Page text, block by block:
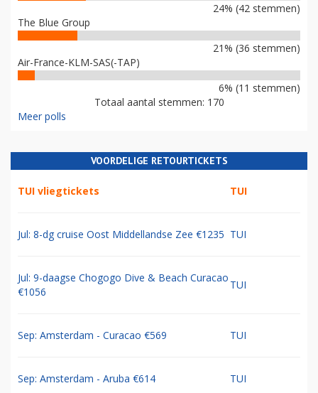
24% (42 stemmen)
The Blue Group
21% (36 stemmen)
Air-France-KLM-SAS(-TAP)
6% (11 stemmen)
Totaal aantal stemmen: 170
Meer polls
VOORDELIGE RETOURTICKETS
TUI vliegtickets TUI
Jul: 8-dg cruise Oost Middellandse Zee €1235 TUI
Jul: 9-daagse Chogogo Dive & Beach Curacao
€1056
TUI
Sep: Amsterdam - Curacao €569 TUI
Sep: Amsterdam - Aruba €614 TUI